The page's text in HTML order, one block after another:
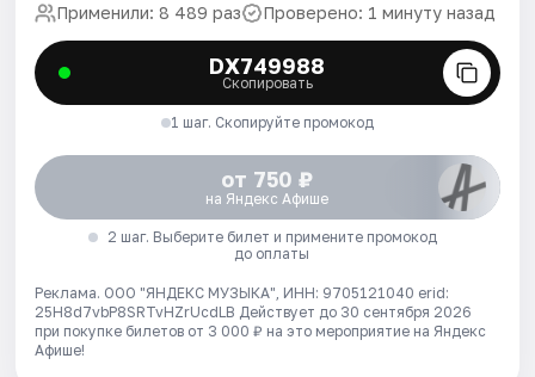
Применили: 8 489 раз Проверено: 1 минуту назад
DX749988
Скопировать
1 шаг. Скопируйте промокод
от 750 ₽
на Яндекс Афише
2 шаг. Выберите билет и примените промокод
до оплаты
Реклама. ООО "ЯНДЕКС МУЗЫКА", ИНН: 9705121040 erid:
25H8d7vbP8SRTvHZrUcdLB Действует до 30 сентября 2026
при покупке билетов от 3 000 ₽ на это мероприятие на Яндекс
Афише!